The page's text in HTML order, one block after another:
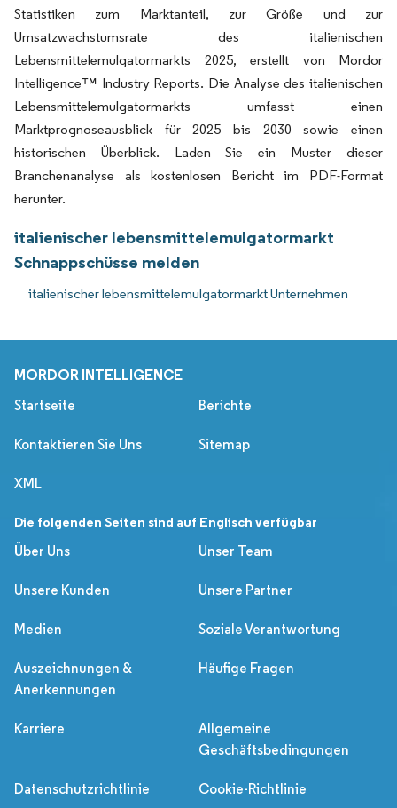
Statistiken zum Marktanteil, zur Größe und zur
Umsatzwachstumsrate des italienischen
Lebensmittelemulgatormarkts 2025, erstellt von Mordor
Intelligence™ Industry Reports. Die Analyse des italienischen
Lebensmittelemulgatormarkts umfasst einen
Marktprognoseausblick für 2025 bis 2030 sowie einen
historischen Überblick. Laden Sie ein Muster dieser
Branchenanalyse als kostenlosen Bericht im PDF-Format
herunter.
italienischer lebensmittelemulgatormarkt
Schnappschüsse melden
italienischer lebensmittelemulgatormarkt Unternehmen
MORDOR INTELLIGENCE
Startseite Berichte
Kontaktieren Sie Uns Sitemap
XML
Die folgenden Seiten sind auf Englisch verfügbar
Über Uns
Unser Team
Unsere Kunden Unsere Partner
Medien Soziale Verantwortung
Auszeichnungen &
Anerkennungen
Häufige Fragen
Karriere
Allgemeine
Geschäftsbedingungen
Datenschutzrichtlinie Cookie-Richtlinie